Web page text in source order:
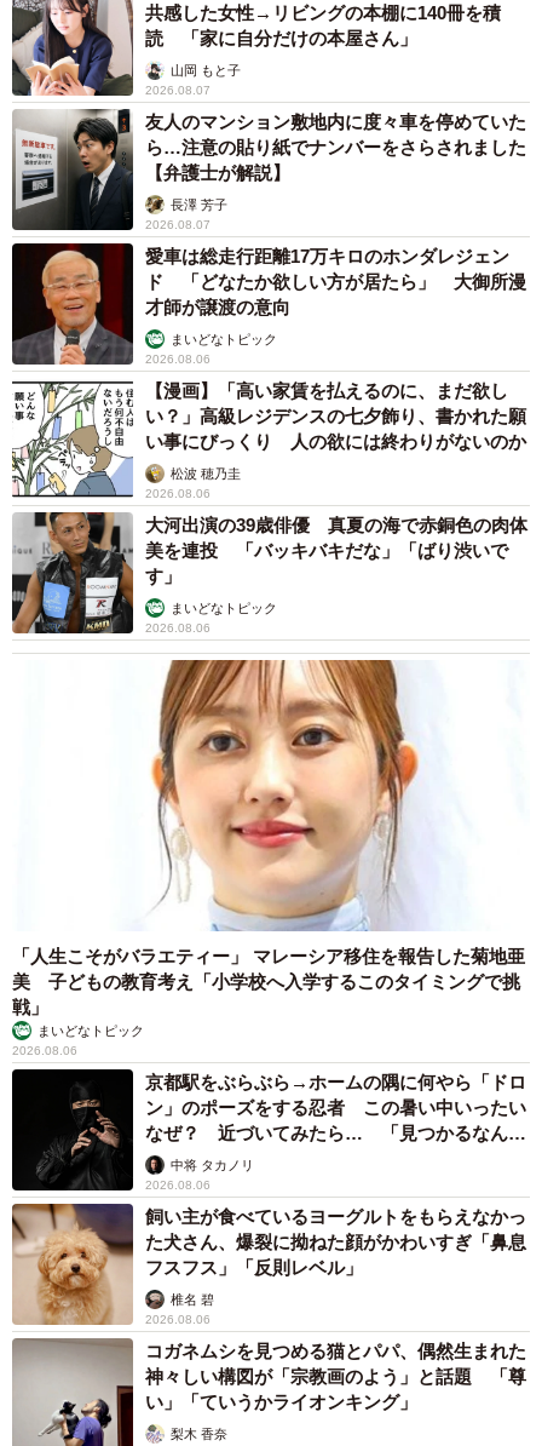
共感した女性→リビングの本棚に140冊を積
読 「家に自分だけの本屋さん」
山岡 もと子
2026.08.07
友人のマンション敷地内に度々車を停めていた
ら…注意の貼り紙でナンバーをさらされました
【弁護士が解説】
長澤 芳子
2026.08.07
愛車は総走行距離17万キロのホンダレジェン
ド 「どなたか欲しい方が居たら」 大御所漫
才師が譲渡の意向
まいどなトピック
2026.08.06
【漫画】「高い家賃を払えるのに、まだ欲し
い？」高級レジデンスの七夕飾り、書かれた願
い事にびっくり 人の欲には終わりがないのか
松波 穂乃圭
2026.08.06
大河出演の39歳俳優 真夏の海で赤銅色の肉体
美を連投 「バッキバキだな」「ばり渋いで
す」
まいどなトピック
2026.08.06
「人生こそがバラエティー」 マレーシア移住を報告した菊地亜
美 子どもの教育考え「小学校へ入学するこのタイミングで挑
戦」
まいどなトピック
2026.08.06
京都駅をぶらぶら→ホームの隅に何やら「ドロ
ン」のポーズをする忍者 この暑い中いったい
なぜ？ 近づいてみたら… 「見つかるなんて
未熟」中将 タカノリ
2026.08.06
飼い主が食べているヨーグルトをもらえなかっ
た犬さん、爆裂に拗ねた顔がかわいすぎ「鼻息
フスフス」「反則レベル」
椎名 碧
2026.08.06
コガネムシを見つめる猫とパパ、偶然生まれた
神々しい構図が「宗教画のよう」と話題 「尊
い」「ていうかライオンキング」
梨木 香奈